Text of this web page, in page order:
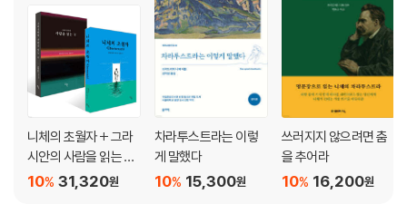
헤르만 헤세
두 골짜기에서 / 높은 산 속의 저녁 / 안개 속에서 / 엘리자베트 / 한 점 구
름 / 어머님에게 / 피에솔레 / 흰 구름 / 가을날 / 둘 다 같다 / 엘리자베트 /
행복 / 꽃, 나무, 새 / 바람 부는 6월의 어느 날 / 책 / 사랑의 노래 / 파랑 나
비 / 9월 / 어딘가에 / 마른 잎
니체의 초월자 + 그라
시안의 사람을 읽는 눈
세트 31,320원
10%
차라투스트라는 이렇
게 말했다
15,300원
10%
쓰러지지 않으려면 춤
을 추어라
16,200원
10%